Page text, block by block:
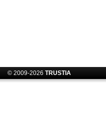
© 2009-2026 TRUSTIA